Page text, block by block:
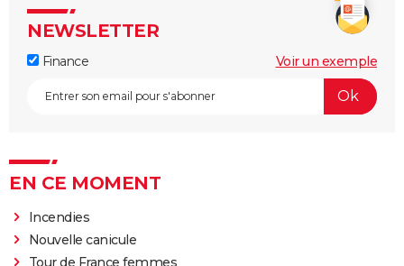
NEWSLETTER
Finance Voir un exemple
EN CE MOMENT
Incendies
Nouvelle canicule
Tour de France femmes